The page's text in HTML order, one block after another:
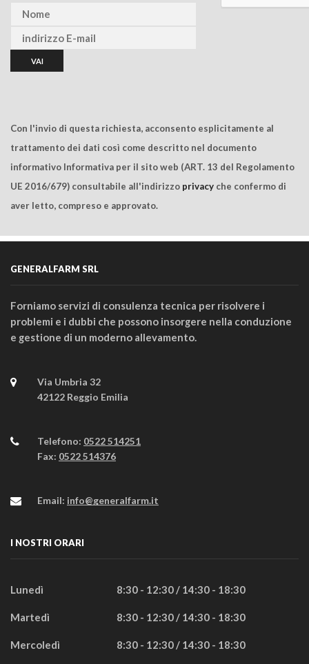
Con l'invio di questa richiesta, acconsento esplicitamente al
trattamento dei dati così come descritto nel documento
informativo Informativa per il sito web (ART. 13 del Regolamento
UE 2016/679) consultabile all'indirizzo privacy che confermo di
aver letto, compreso e approvato.
GENERALFARM SRL
Forniamo servizi di consulenza tecnica per risolvere i
problemi e i dubbi che possono insorgere nella conduzione
e gestione di un moderno allevamento.
Via Umbria 32
42122 Reggio Emilia
Telefono: 0522 514251
Fax: 0522 514376
Email: info@generalfarm.it
I NOSTRI ORARI
Lunedì 8:30 - 12:30 / 14:30 - 18:30
Martedì 8:30 - 12:30 / 14:30 - 18:30
Mercoledì 8:30 - 12:30 / 14:30 - 18:30